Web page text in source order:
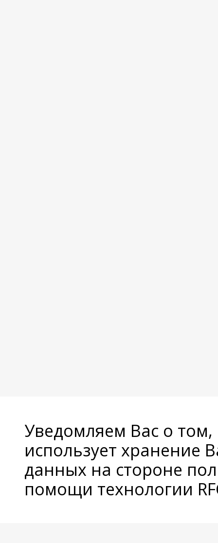
Уведомляем Вас о
использует хранение
данных на стороне
помощи технологии